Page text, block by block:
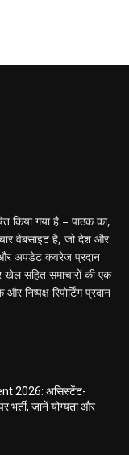
किया गया है – पाठक का,
वेबसाइट है, जो देश और
और अपडेट कवरेज प्रदान
खेल सहित समाचारों की एक
रिपोर्टिंग प्रदान
2026: असिस्टेंट-
भर्ती, जानें योग्यता और